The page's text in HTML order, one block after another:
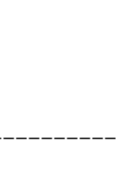
ーーーーーーーー